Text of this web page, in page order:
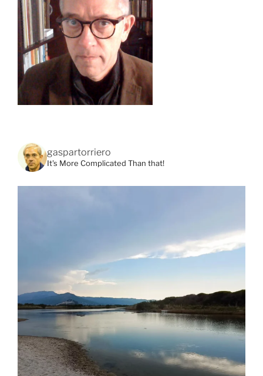
gaspartorriero
It's More Complicated Than that!